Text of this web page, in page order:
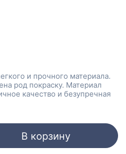
и прочного материала.
род покраску. Материал
качество и безупречная
В корзину